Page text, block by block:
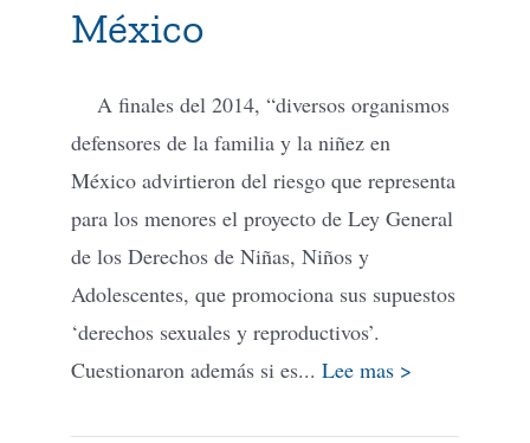
México
A finales del 2014, “diversos organismos
defensores de la familia y la niñez en
México advirtieron del riesgo que representa
para los menores el proyecto de Ley General
de los Derechos de Niñas, Niños y
Adolescentes, que promociona sus supuestos
‘derechos sexuales y reproductivos’.
Cuestionaron además si es... Lee mas >